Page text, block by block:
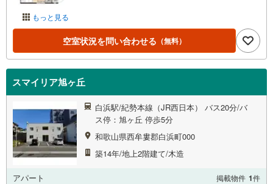
もっと見る
空室状況を問い合わせる （無料）
スマイリア旭ヶ丘
白浜駅/紀勢本線（JR西日本） バス20分/バ
ス停：旭ヶ丘 停歩5分
和歌山県西牟婁郡白浜町000
築14年/地上2階建て/木造
アパート 掲載物件 1件